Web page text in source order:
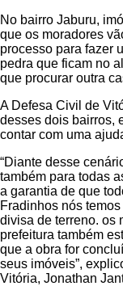
No bairro Jaburu,
que os moradores
processo para fazer
pedra que ficam no
que procurar outra
A Defesa Civil de
desses dois bairros,
contar com uma
“Diante desse
também para todas
a garantia de que
Fradinhos nós
divisa de terreno. os
prefeitura também
que a obra for
seus imóveis”,
Vitória, Jonathan